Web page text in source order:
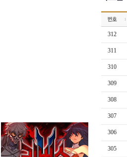
312
311
310
309
308
307
306
305